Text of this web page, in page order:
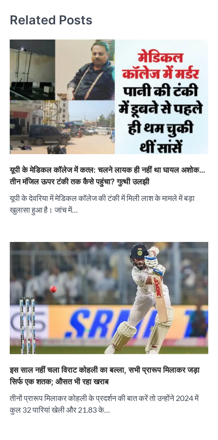
Related Posts
यूपी के मेडिकल कॉलेज में कत्ल: चलने लायक ही नहीं था घायल अशोक…
तीन मंजिल ऊपर टंकी तक कैसे पहुंचा? गुत्थी उलझी
यूपी के देवरिया में मेडिकल कॉलेज की टंकी में मिली लाश के मामले में बड़ा
खुलासा हुआ है। जांच में…
इस साल नहीं चला विराट कोहली का बल्ला, सभी प्रारूप मिलाकर जड़ा
सिर्फ एक शतक; औसत भी रहा खराब
तीनों प्रारूप मिलाकर कोहली के प्रदर्शन की बात करें तो उन्होंने 2024 में
कुल 32 पारियां खेली और 21.83 के…